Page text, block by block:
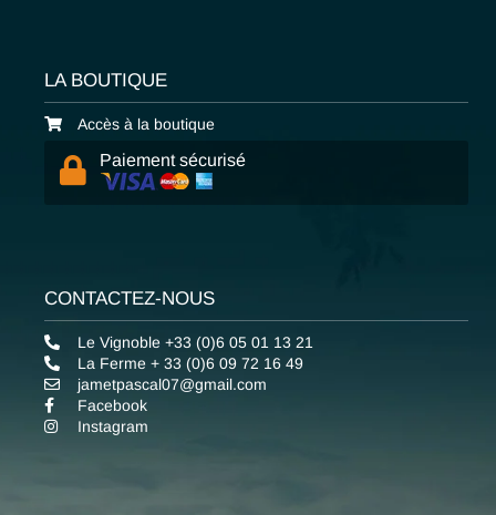
LA BOUTIQUE
Accès à la boutique
Paiement sécurisé
CONTACTEZ-NOUS
Le Vignoble +33 (0)6 05 01 13 21
La Ferme + 33 (0)6 09 72 16 49
jametpascal07@gmail.com
Facebook
Instagram